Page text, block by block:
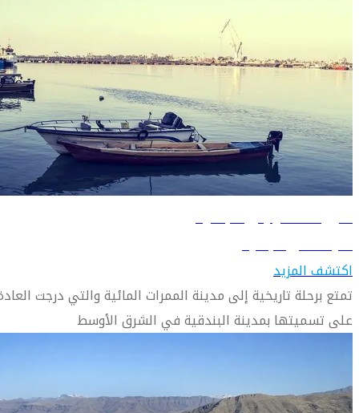
دليل السفر إلى البصرة
تعرّف على البصرة
اكتشف المزيد
تمتع برحلة تاريخية إلى مدينة الممرات المائية والتي درجت
على تسميتها بمدينة البندقية في الشرق الأوسط